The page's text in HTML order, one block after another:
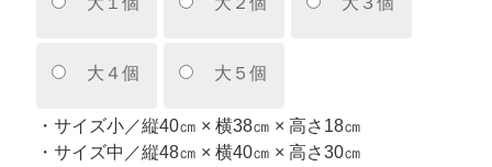
大４個 大５個
・サイズ小／縦40㎝ × 横38㎝ × 高さ18㎝
・サイズ中／縦48㎝ × 横40㎝ × 高さ30㎝